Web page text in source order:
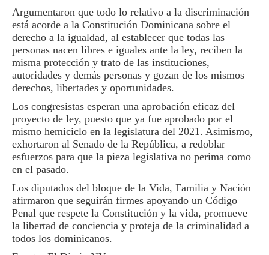
Argumentaron que todo lo relativo a la discriminación
está acorde a la Constitución Dominicana sobre el
derecho a la igualdad, al establecer que todas las
personas nacen libres e iguales ante la ley, reciben la
misma protección y trato de las instituciones,
autoridades y demás personas y gozan de los mismos
derechos, libertades y oportunidades.
Los congresistas esperan una aprobación eficaz del
proyecto de ley, puesto que ya fue aprobado por el
mismo hemiciclo en la legislatura del 2021. Asimismo,
exhortaron al Senado de la República, a redoblar
esfuerzos para que la pieza legislativa no perima como
en el pasado.
Los diputados del bloque de la Vida, Familia y Nación
afirmaron que seguirán firmes apoyando un Código
Penal que respete la Constitución y la vida, promueve
la libertad de conciencia y proteja de la criminalidad a
todos los dominicanos.